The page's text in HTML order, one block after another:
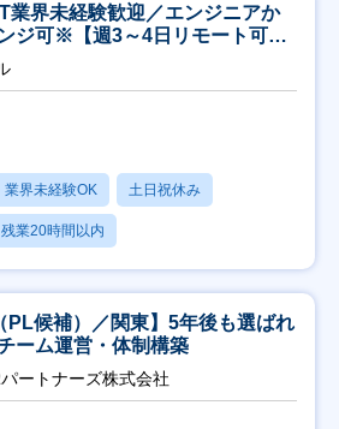
業界未経験歓迎／エンジニアか
ジ可※【週3～4日リモート可
業界未経験OK 土日祝休み
残業20時間以内
PL候補）／関東】5年後も選ばれ
ーム運営・体制構築
ートナーズ株式会社